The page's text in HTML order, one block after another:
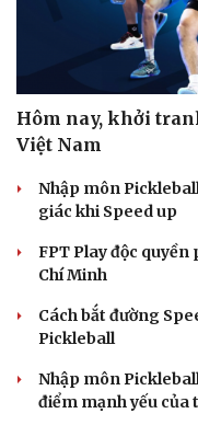
Hôm nay, khởi
Việt Nam
Nhập môn
giác khi Speed up
FPT Play độc quyền
Chí Minh
Cách bắt đường
Pickleball
Nhập môn
điểm mạnh yếu của